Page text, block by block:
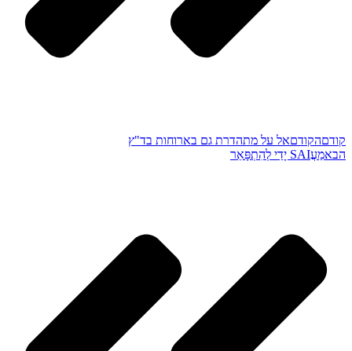
קודםהקודםאל על מתהדרת גם בארוחות בד"ץ
הבאמַעֲSAI יָדַי לְהִתְפָּאֵר